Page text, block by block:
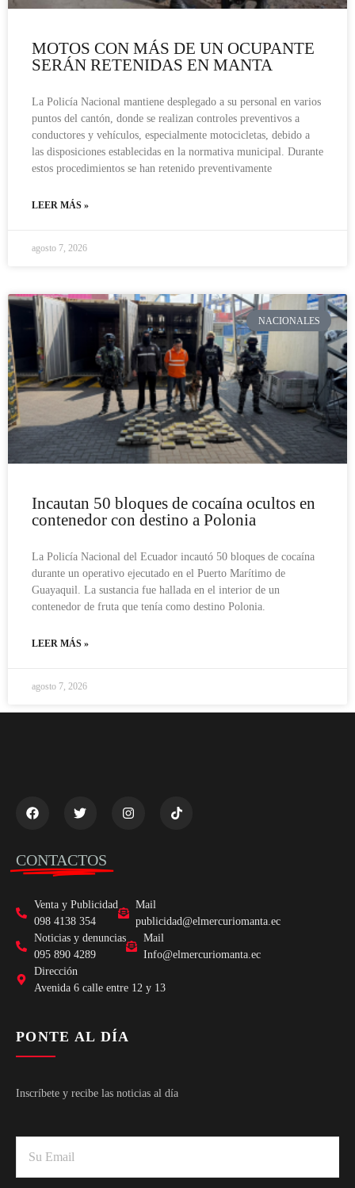
MOTOS CON MÁS DE UN OCUPANTE
SERÁN RETENIDAS EN MANTA
La Policía Nacional mantiene desplegado a su personal en varios
puntos del cantón, donde se realizan controles preventivos a
conductores y vehículos, especialmente motocicletas, debido a
las disposiciones establecidas en la normativa municipal. Durante
estos procedimientos se han retenido preventivamente
LEER MÁS »
agosto 7, 2026
NACIONALES
Incautan 50 bloques de cocaína ocultos en
contenedor con destino a Polonia
La Policía Nacional del Ecuador incautó 50 bloques de cocaína
durante un operativo ejecutado en el Puerto Marítimo de
Guayaquil. La sustancia fue hallada en el interior de un
contenedor de fruta que tenía como destino Polonia.
LEER MÁS »
agosto 7, 2026
CONTACTOS
Venta y Publicidad
098 4138 354
Mail
publicidad@elmercuriomanta.ec
Noticias y denuncias
095 890 4289
Mail
Info@elmercuriomanta.ec
Dirección
Avenida 6 calle entre 12 y 13
PONTE AL DÍA
Inscríbete y recibe las noticias al día